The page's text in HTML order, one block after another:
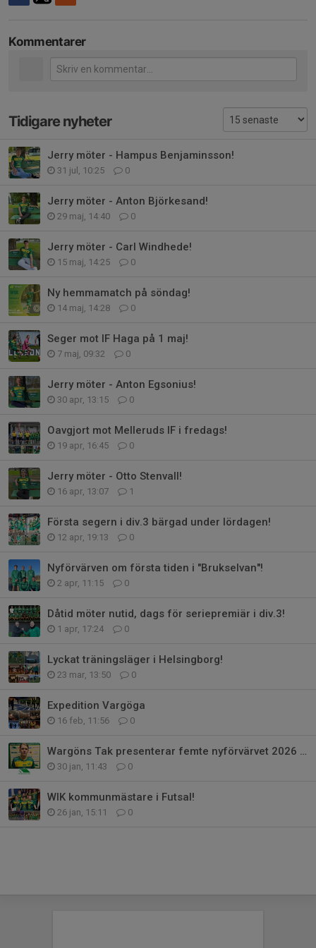
Kommentarer
Tidigare nyheter
Jerry möter - Hampus Benjaminsson!
31 jul, 10:25 0
Jerry möter - Anton Björkesand!
29 maj, 14:40 0
Jerry möter - Carl Windhede!
15 maj, 14:25 0
Ny hemmamatch på söndag!
14 maj, 14:28 0
Seger mot IF Haga på 1 maj!
7 maj, 09:32 0
Jerry möter - Anton Egsonius!
30 apr, 13:15 0
Oavgjort mot Melleruds IF i fredags!
19 apr, 16:45 0
Jerry möter - Otto Stenvall!
16 apr, 13:07 1
Första segern i div.3 bärgad under lördagen!
12 apr, 19:13 0
Nyförvärven om första tiden i "Brukselvan"!
2 apr, 11:15 0
Dåtid möter nutid, dags för seriepremiär i div.3!
1 apr, 17:24 0
Lyckat träningsläger i Helsingborg!
23 mar, 13:50 0
Expedition Vargöga
16 feb, 11:56 0
Wargöns Tak presenterar femte nyförvärvet 2026 - Hampus Benjaminsson !
30 jan, 11:43 0
WIK kommunmästare i Futsal!
26 jan, 15:11 0